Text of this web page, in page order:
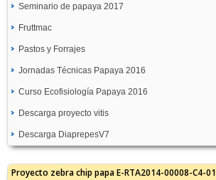
Seminario de papaya 2017
Fruttmac
Pastos y Forrajes
Jornadas Técnicas Papaya 2016
Curso Ecofisiología Papaya 2016
Descarga proyecto vitis
Descarga DiaprepesV7
Proyecto zebra chip papa E-RTA2014-00008-C4-01